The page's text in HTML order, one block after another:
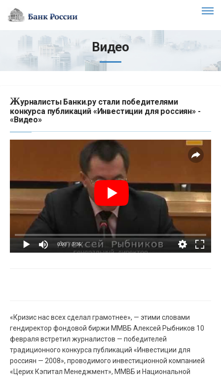
Видео
Журналисты Банки.ру стали победителями
конкурса публикаций «Инвестиции для россиян» -
«Видео»
0:00 / 3:36
«Кризис нас всех сделал грамотнее», — этими словами
гендиректор фондовой биржи ММВБ Алексей Рыбников 10
февраля встретил журналистов — победителей
традиционного конкурса публикаций «Инвестиции для
россиян — 2008», проводимого инвестиционной компанией
«Церих Кэпитал Менеджмент», ММВБ и Национальной